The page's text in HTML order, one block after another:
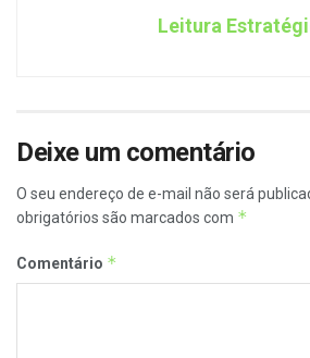
Leitura
Deixe um comentário
O seu endereço de e-mail não será
obrigatórios são marcados com *
Comentário *